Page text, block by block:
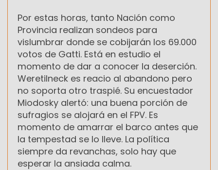
Por estas horas, tanto Nación como
Provincia realizan sondeos para
vislumbrar donde se cobijarán los 69.000
votos de Gatti. Está en estudio el
momento de dar a conocer la deserción.
Weretilneck es reacio al abandono pero
no soporta otro traspié. Su encuestador
Miodosky alertó: una buena porción de
sufragios se alojará en el FPV. Es
momento de amarrar el barco antes que
la tempestad se lo lleve. La política
siempre da revanchas, solo hay que
esperar la ansiada calma.